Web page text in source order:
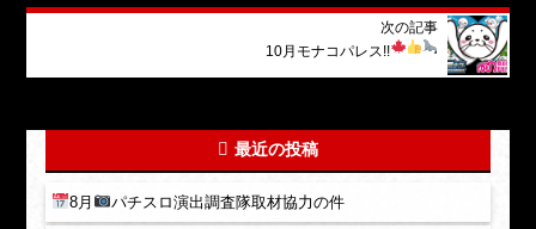
次の記事
10月 モナコパレス!!
最近の投稿
8月 パチスロ演出調査隊取材協力の件